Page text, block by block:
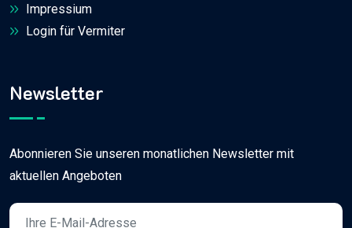
Impressium
Login für Vermiter
Newsletter
Abonnieren Sie unseren monatlichen Newsletter mit
aktuellen Angeboten